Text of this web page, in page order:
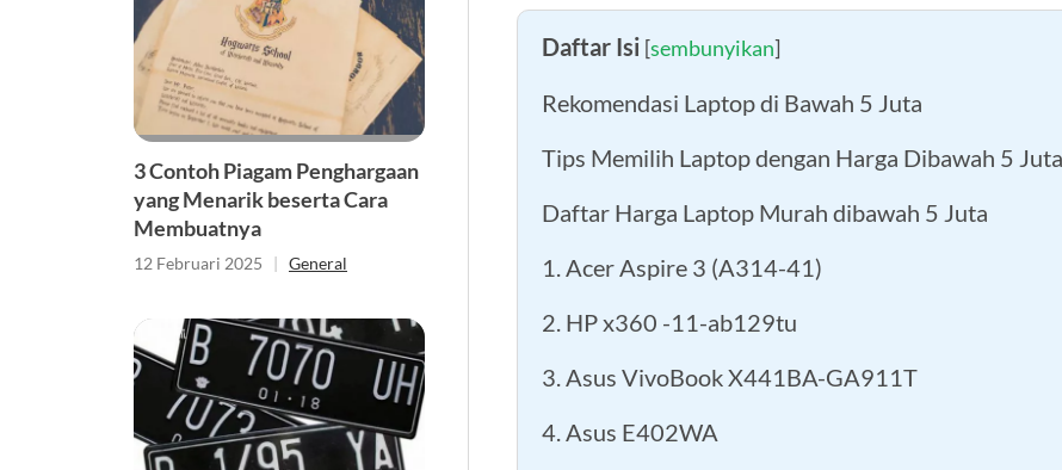
3 Contoh Piagam Penghargaan
yang Menarik beserta Cara
Membuatnya
12 Februari 2025 | General
Daftar Isi [sembunyikan]
Rekomendasi Laptop di Bawah 5 Juta
Tips Memilih Laptop dengan Harga Dibawah 5 Juta
Daftar Harga Laptop Murah dibawah 5 Juta
1. Acer Aspire 3 (A314-41)
2. HP x360 -11-ab129tu
3. Asus VivoBook X441BA-GA911T
4. Asus E402WA